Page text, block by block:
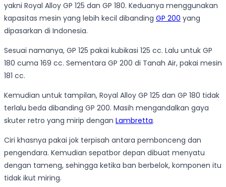
yakni Royal Alloy GP 125 dan GP 180. Keduanya menggunakan
kapasitas mesin yang lebih kecil dibanding GP 200 yang
dipasarkan di Indonesia.
Sesuai namanya, GP 125 pakai kubikasi 125 cc. Lalu untuk GP
180 cuma 169 cc. Sementara GP 200 di Tanah Air, pakai mesin
181 cc.
Kemudian untuk tampilan, Royal Alloy GP 125 dan GP 180 tidak
terlalu beda dibanding GP 200. Masih mengandalkan gaya
skuter retro yang mirip dengan Lambretta.
Ciri khasnya pakai jok terpisah antara pembonceng dan
pengendara. Kemudian sepatbor depan dibuat menyatu
dengan tameng, sehingga ketika ban berbelok, komponen itu
tidak ikut miring.